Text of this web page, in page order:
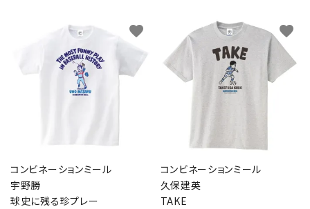
コンビネーションミール
宇野勝
球史に残る珍プレー
favorite
コンビネーションミール
久保建英
TAKE
favorite